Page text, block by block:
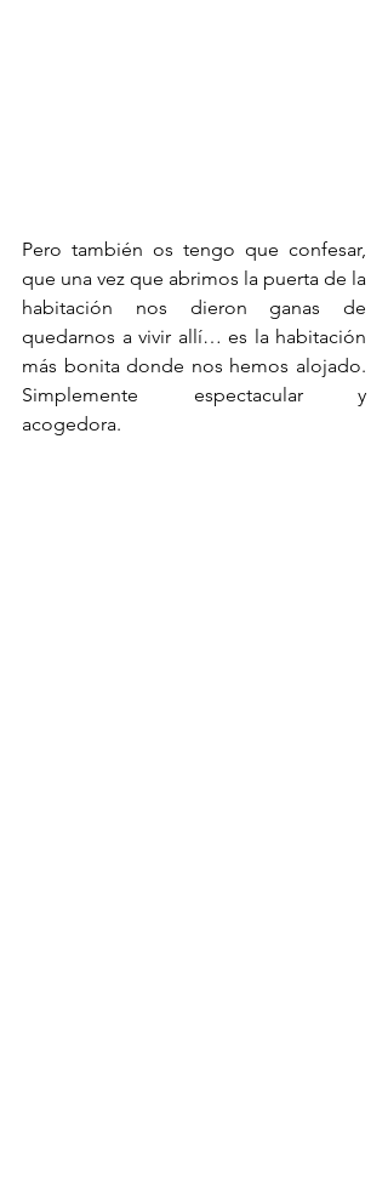
Pero también os tengo que confesar,
que una vez que abrimos la puerta de la
habitación nos dieron ganas de
quedarnos a vivir allí… es la habitación
más bonita donde nos hemos alojado.
Simplemente espectacular y
acogedora.